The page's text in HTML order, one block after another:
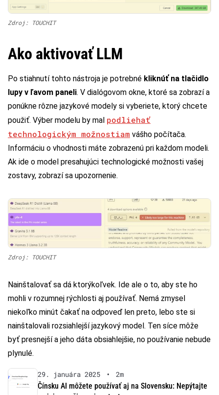
Zdroj: TOUCHIT
Ako aktivovať LLM
Po stiahnutí tohto nástroja je potrebné kliknúť na tlačidlo
lupy v ľavom paneli. V dialógovom okne, ktoré sa zobrazí a
ponúkne rôzne jazykové modely si vyberiete, ktorý chcete
použiť. Výber modelu by mal podliehať
technologickým možnostiam vášho počítača.
Informáciu o vhodnosti máte zobrazenú pri každom modeli.
Ak ide o model presahujúci technologické možnosti vašej
zostavy, zobrazí sa upozornenie.
Zdroj: TOUCHIT
Nainštalovať sa dá ktorýkoľvek. Ide ale o to, aby ste ho
mohli v rozumnej rýchlosti aj používať. Nemá zmysel
niekoľko minút čakať na odpoveď len preto, lebo ste si
nainštalovali rozsiahlejší jazykový model. Ten síce môže
byť presnejší a jeho dáta obsiahlejšie, no používanie nebude
plynulé.
29. januára 2025 •
2m
Čínsku AI môžete používať aj na Slovensku: Nepýtajte